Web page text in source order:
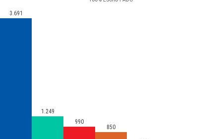
3.691
1.249
990
850